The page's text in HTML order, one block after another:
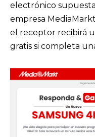
electrónico
empresa
el receptor recibirá
gratis si completa